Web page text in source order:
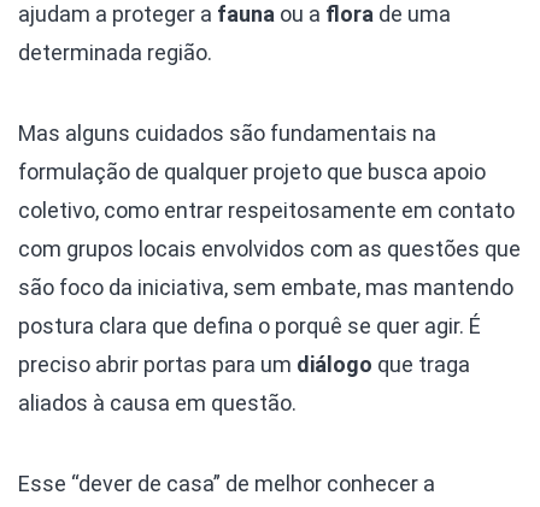
ajudam a proteger a fauna ou a flora de uma
determinada região.
Mas alguns cuidados são fundamentais na
formulação de qualquer projeto que busca apoio
coletivo, como entrar respeitosamente em contato
com grupos locais envolvidos com as questões que
são foco da iniciativa, sem embate, mas mantendo
postura clara que defina o porquê se quer agir. É
preciso abrir portas para um diálogo que traga
aliados à causa em questão.
Esse “dever de casa” de melhor conhecer a